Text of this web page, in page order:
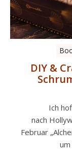
DIY &
Ich
nach
Februar